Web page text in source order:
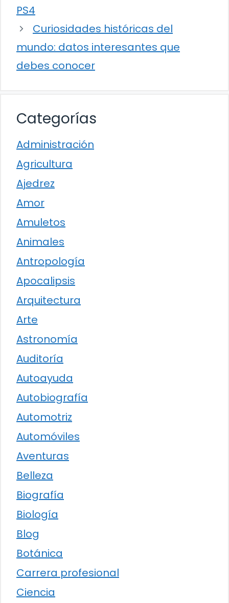
PS4
Curiosidades históricas del
mundo: datos interesantes que
debes conocer
Categorías
Administración
Agricultura
Ajedrez
Amor
Amuletos
Animales
Antropología
Apocalipsis
Arquitectura
Arte
Astronomía
Auditoría
Autoayuda
Autobiografía
Automotriz
Automóviles
Aventuras
Belleza
Biografía
Biología
Blog
Botánica
Carrera profesional
Ciencia